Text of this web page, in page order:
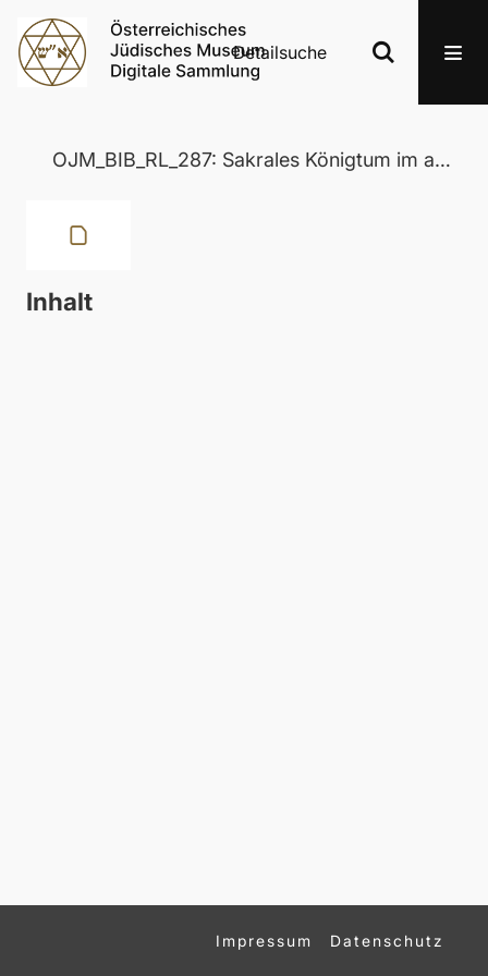
Detailsuche
OJM_BIB_RL_287: Sakrales Königtum im alten Testament und im Judentum
Inhalt
Impressum Datenschutz